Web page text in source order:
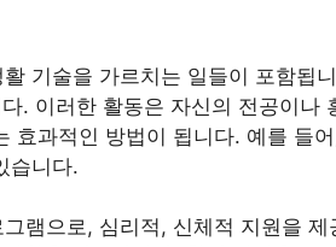
기술을 가르치는 일들이 포함됩
. 이러한 활동은 자신의 전공이나
효과적인 방법이 됩니다. 예를 들
습니다.
램으로, 심리적, 신체적 지원을 제